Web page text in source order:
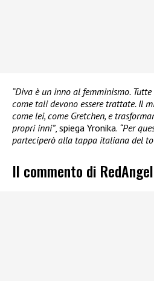
“Diva è un inno al femminismo.
come tali devono essere trattate. Il
come lei, come Gretchen, e
propri inni”, spiega Yronika. “Per
parteciperò alla tappa italiana del
Il commento di RedAngel